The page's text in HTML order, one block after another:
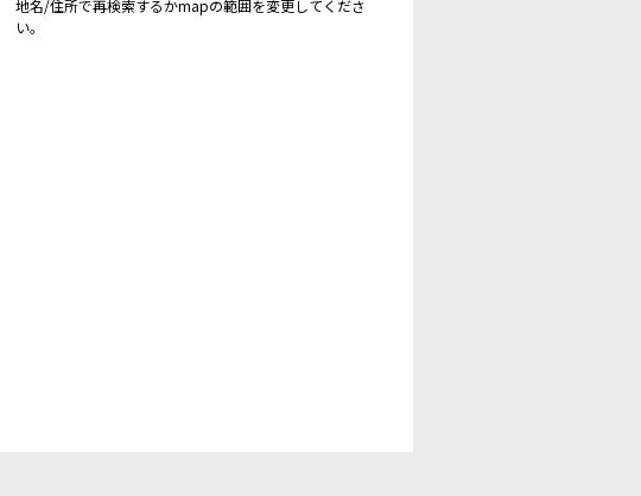
地名/住所で再検索するかmapの範囲を変更してくださ
い。